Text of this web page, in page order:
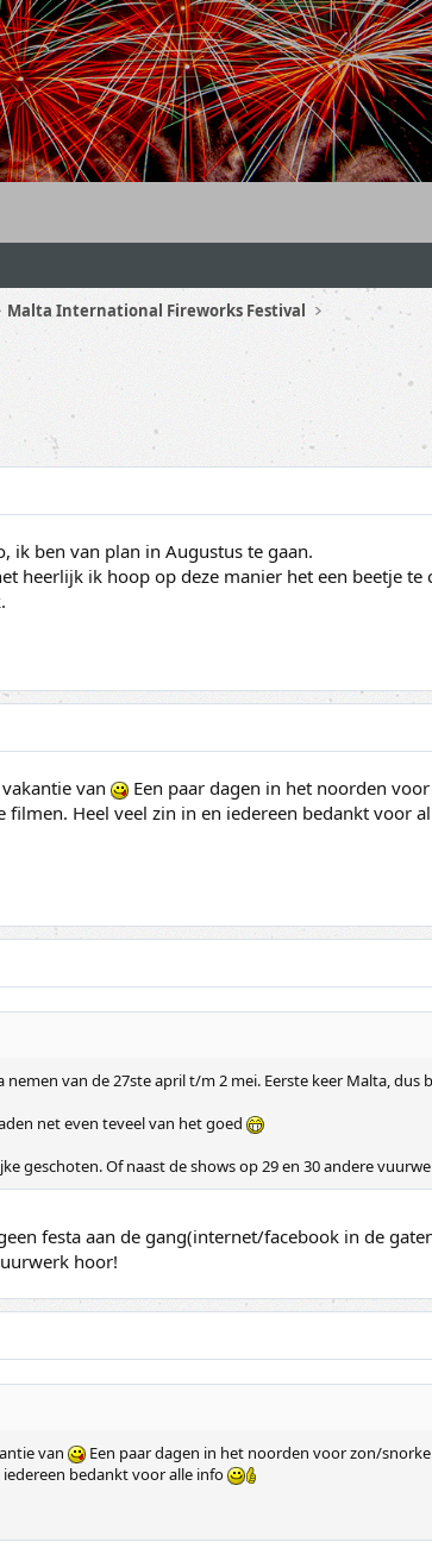
Malta International Fireworks Festival
ik ben van plan in Augustus te gaan.
heerlijk ik hoop op deze manier het een beetje
van
Een paar dagen in het noorden
Heel veel zin in en iedereen bedankt voor
van de 27ste april t/m 2 mei. Eerste keer Malta, dus
net even teveel van het goed
geschoten. Of naast de shows op 29 en 30 andere
festa aan de gang(internet/facebook in de
hoor!
van
Een paar dagen in het noorden voor zon/
bedankt voor alle info